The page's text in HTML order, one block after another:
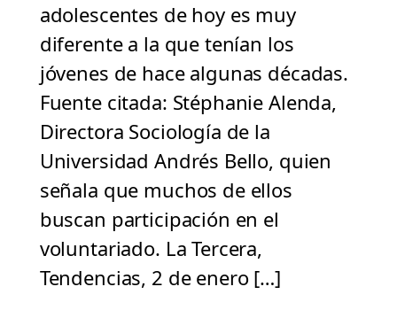
adolescentes de hoy es muy
diferente a la que tenían los
jóvenes de hace algunas décadas.
Fuente citada: Stéphanie Alenda,
Directora Sociología de la
Universidad Andrés Bello, quien
señala que muchos de ellos
buscan participación en el
voluntariado. La Tercera,
Tendencias, 2 de enero […]